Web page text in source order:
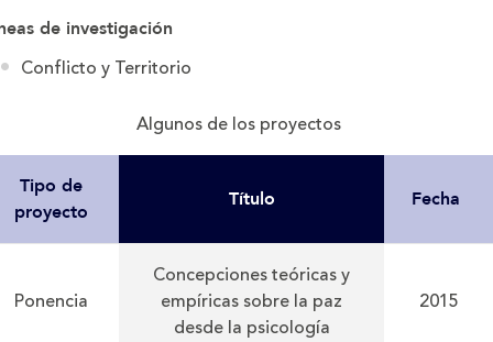
de investigación
Conflicto y Territorio
Algunos de los proyectos
Tipo de
proyecto
Título Fecha
Ponencia
Concepciones teóricas y
empíricas sobre la paz
desde la psicología
2015